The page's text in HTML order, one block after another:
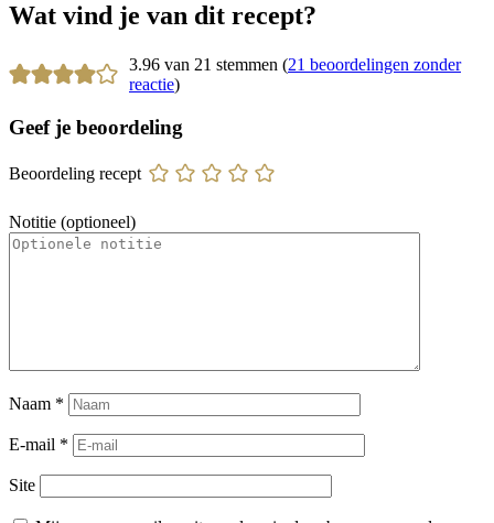
Wat vind je van dit recept?
3.96 van 21 stemmen (21 beoordelingen zonder
reactie)
Geef je beoordeling
Beoordeling recept
Notitie (optioneel)
Naam *
E-mail *
Site